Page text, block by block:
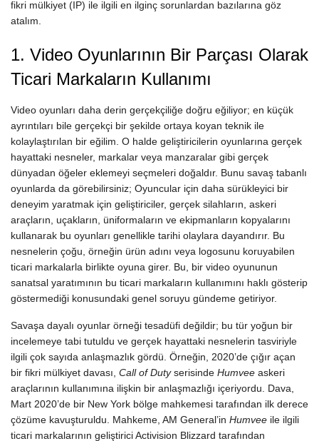
fikri mülkiyet (IP) ile ilgili en ilginç sorunlardan bazılarına göz
atalım.
1. Video Oyunlarının Bir Parçası Olarak
Ticari Markaların Kullanımı
Video oyunları daha derin gerçekçiliğe doğru eğiliyor; en küçük
ayrıntıları bile gerçekçi bir şekilde ortaya koyan teknik ile
kolaylaştırılan bir eğilim. O halde geliştiricilerin oyunlarına gerçek
hayattaki nesneler, markalar veya manzaralar gibi gerçek
dünyadan öğeler eklemeyi seçmeleri doğaldır. Bunu savaş tabanlı
oyunlarda da görebilirsiniz; Oyuncular için daha sürükleyici bir
deneyim yaratmak için geliştiriciler, gerçek silahların, askeri
araçların, uçakların, üniformaların ve ekipmanların kopyalarını
kullanarak bu oyunları genellikle tarihi olaylara dayandırır. Bu
nesnelerin çoğu, örneğin ürün adını veya logosunu koruyabilen
ticari markalarla birlikte oyuna girer. Bu, bir video oyununun
sanatsal yaratımının bu ticari markaların kullanımını haklı gösterip
göstermediği konusundaki genel soruyu gündeme getiriyor.
Savaşa dayalı oyunlar örneği tesadüfi değildir; bu tür yoğun bir
incelemeye tabi tutuldu ve gerçek hayattaki nesnelerin tasviriyle
ilgili çok sayıda anlaşmazlık gördü. Örneğin, 2020’de çığır açan
bir fikri mülkiyet davası, Call of Dutyserisinde Humvee askeri
araçlarının kullanımına ilişkin bir anlaşmazlığı içeriyordu. Dava,
Mart 2020’de bir New York bölge mahkemesi tarafından ilk derece
çözüme kavuşturuldu. Mahkeme, AM General’in Humvee ile ilgili
ticari markalarının geliştirici Activision Blizzard tarafından